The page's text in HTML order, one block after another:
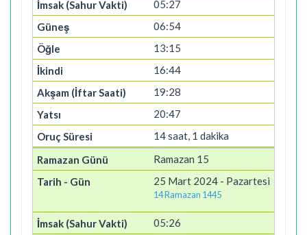
05:27
06:54
13:15
16:44
19:28
20:47
14 saat, 1 dakika
Ramazan 15
25 Mart 2024 - Pazartesi
14 Ramazan 1445
05:26